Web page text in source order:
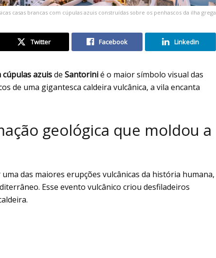
casas brancas com cúpulas azuis construídas sobre os penhascos da ilha grega
Twitter Facebook Linkedin
cúpulas azuisde Santorinié o maior símbolo visual das
de uma gigantesca caldeira vulcânica, a vila encanta
geológica que moldou a
das maiores erupções vulcânicas da história humana,
Esse evento vulcânico criou desfiladeiros